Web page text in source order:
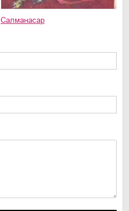
Салманасар